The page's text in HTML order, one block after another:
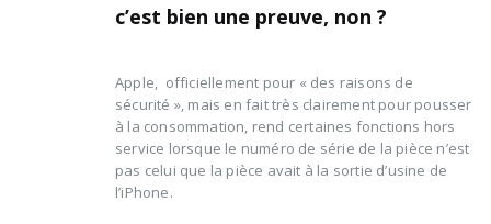
c’est bien une preuve, non ?
Apple, officiellement pour « des raisons de
sécurité », mais en fait très clairement pour pousser
à la consommation, rend certaines fonctions hors
service lorsque le numéro de série de la pièce n’est
pas celui que la pièce avait à la sortie d’usine de
l’iPhone.